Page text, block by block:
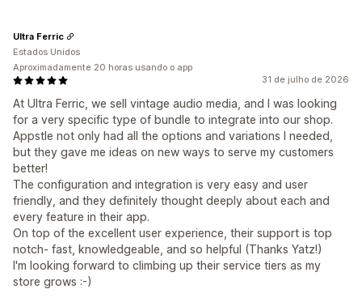
31 de julho de 2026
At Ultra Ferric, we sell vintage audio media, and I was looking
for a very specific type of bundle to integrate into our shop.
Appstle not only had all the options and variations I needed,
but they gave me ideas on new ways to serve my customers
better!
The configuration and integration is very easy and user
friendly, and they definitely thought deeply about each and
every feature in their app.
On top of the excellent user experience, their support is top
notch- fast, knowledgeable, and so helpful (Thanks Yatz!)
I'm looking forward to climbing up their service tiers as my
store grows :-)
Ultra Ferric
Estados Unidos
Aproximadamente 20 horas usando o app